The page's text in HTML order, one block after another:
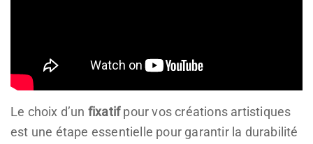
Le choix d’un fixatifpour vos créations artistiques
est une étape essentielle pour garantir la durabilité